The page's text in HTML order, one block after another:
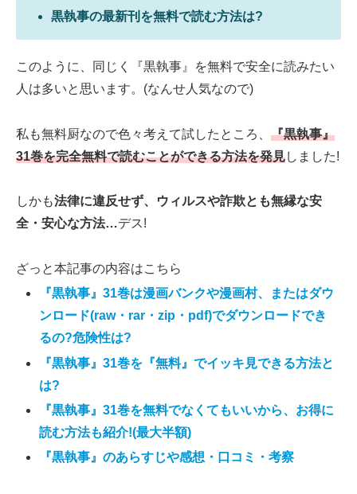
黒執事の最新刊を無料で読む方法は?
このように、同じく『黒執事』を無料で安全に読みたい
人は多いと思います。(なんせ人気なので)
私も無料厨なので色々考えて試したところ、 『黒執事』
31巻を完全無料で読むことができる方法を発見しました!
しかも法律に違反せず、ウィルスや詐欺とも無縁な安
全・安心な方法…デス!
ざっと本記事の内容はこちら
『黒執事』31巻は漫画バンクや漫画村、またはダウ
ンロード(raw・rar・zip・pdf)でダウンロードでき
るの?危険性は?
『黒執事』31巻を『無料』でイッキ見できる方法と
は?
『黒執事』31巻を無料でなくてもいいから、お得に
読む方法も紹介!(最大半額)
『黒執事』のあらすじや感想・口コミ・考察